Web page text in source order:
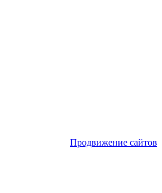
Продвижение сайтов